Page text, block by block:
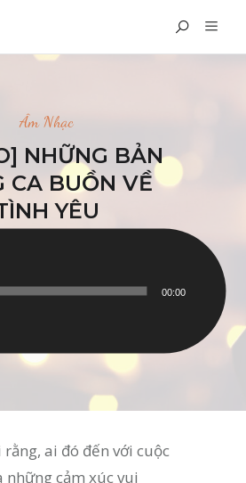
Âm Nhạc
NHỮNG BẢN
CA BUỒN VỀ
YÊU
00:00
ai đó đến với cuộc
những cảm xúc vui